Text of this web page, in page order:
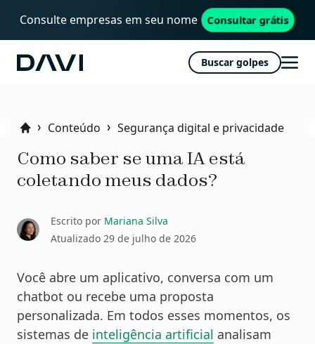
Consulte empresas em seu nome Consultar grátis
Davi Buscar golpes
Abrir
HomeConteúdo Segurança digital e privacidade
Como saber se uma IA está
coletando meus dados?
Escrito por Mariana Silva
Atualizado 29 de julho de 2026
Você abre um aplicativo, conversa com um
chatbot ou recebe uma proposta
personalizada. Em todos esses momentos, os
sistemas de inteligência artificial analisam